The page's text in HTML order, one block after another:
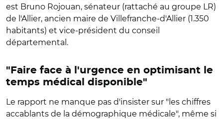
est Bruno Rojouan, sénateur (rattaché au groupe LR)
de l'Allier, ancien maire de Villefranche-d'Allier (1.350
habitants) et vice-président du conseil
départemental.
"Faire face à l'urgence en optimisant le
temps médical disponible"
Le rapport ne manque pas d'insister sur "les chiffres
accablants de la démographique médicale", même si